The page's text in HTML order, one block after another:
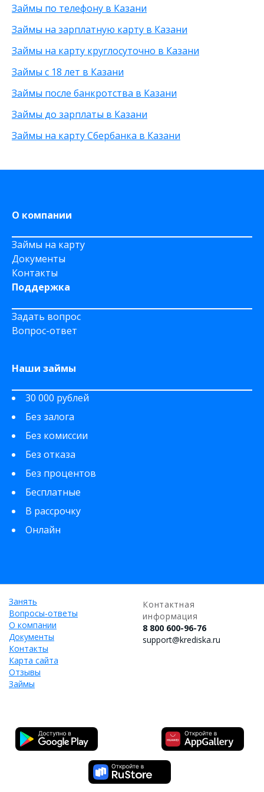
На виртуальную карту
По телефону
Через Телеграм
На Webmoney
Через Золотую Корону
На карту круглосуточно
Через приложение
На карту Моментум
Не выходя из дома
Без подтверждения личности
С высоким одобрением
Без залога
Без посредников
Без посещения офиса
Без звонков
25 000 рублей
30 000 рублей
8 000 рублей
500 рублей
20 000 рублей
Займы по телефону в Казани
Займы на зарплатную карту в Казани
Займы на карту круглосуточно в Казани
Займы с 18 лет в Казани
Займы после банкротства в Казани
Займы до зарплаты в Казани
Займы на карту Сбербанка в Казани
О компании
Займы на карту
Документы
Контакты
Поддержка
Задать вопрос
Вопрос-ответ
Наши займы
30 000 рублей
Без залога
Без комиссии
Без отказа
Без процентов
Бесплатные
В рассрочку
Онлайн
Занять
Вопросы-ответы
О компании
Документы
Контакты
Карта сайта
Отзывы
Займы
Контактная
информация
8 800 600-96-76
support@krediska.ru